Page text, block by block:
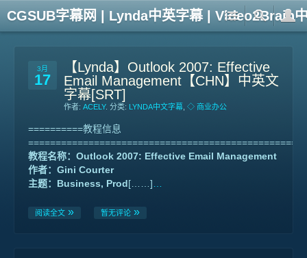
CGSUB字幕网 | Lynda中英字幕 | Video2Brain
3月
17
【Lynda】Outlook 2007: Effective
Email Management【CHN】中英文
字幕[SRT]
作者: ACELY. 分类: LYNDA中文字幕 ◇ 商业办公
==========教程信息
教程名称：Outlook 2007: Effective Email Management
作者：Gini Courter
主题：Business, Prod[……]
阅读全文 暂无评论